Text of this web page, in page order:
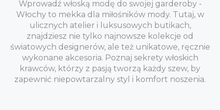
Wprowadź włoską modę do swojej garderoby -
Włochy to mekka dla miłośników mody. Tutaj, w
ulicznych atelier i luksusowych butikach,
znajdziesz nie tylko najnowsze kolekcje od
światowych designerów, ale też unikatowe, ręcznie
wykonane akcesoria. Poznaj sekrety włoskich
krawców, którzy z pasją tworzą każdy szew, by
zapewnić niepowtarzalny styl i komfort noszenia.